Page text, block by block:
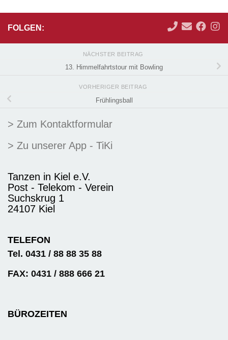
FOLGEN:
NÄCHSTER BEITRAG
13. Himmelfahrtstour mit Bowling
VORHERIGER BEITRAG
Frühlingsball
> Zum Kontaktformular
> Zu unserer App - TiKi
Tanzen in Kiel e.V.
Post - Telekom - Verein
Suchskrug 1
24107 Kiel
TELEFON
Tel. 0431 / 88 88 35 88
FAX: 0431 / 888 666 21
BÜROZEITEN